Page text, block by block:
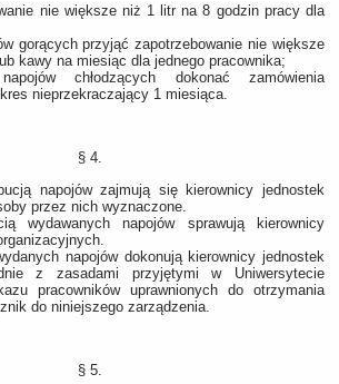
nie większe niż 1 litr na 8 godzin pracy dla
gorących przyjąć zapotrzebowanie nie większe
kawy na miesiąc dla jednego pracownika;
chłodzących dokonać zamówienia
nieprzekraczający 1 miesiąca.
§ 4.
napojów zajmują się kierownicy jednostek
przez nich wyznaczone.
wydawanych napojów sprawują kierownicy
napojów dokonują kierownicy jednostek
z zasadami przyjętymi w Uniwersytecie
pracowników uprawnionych do otrzymania
do niniejszego zarządzenia.
§ 5.